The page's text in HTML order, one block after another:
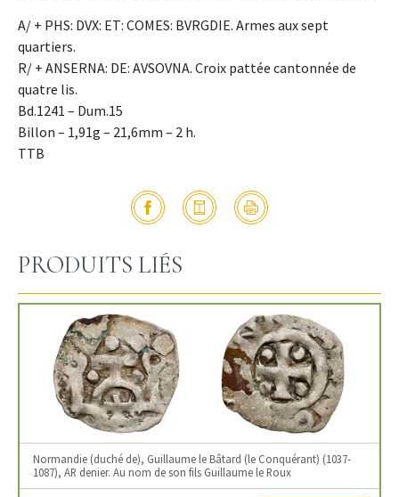
A/ + PHS: DVX: ET: COMES: BVRGDIE. Armes aux sept
quartiers.
R/ + ANSERNA: DE: AVSOVNA. Croix pattée cantonnée de
quatre lis.
Bd.1241 – Dum.15
Billon – 1,91g – 21,6mm – 2 h.
TTB
PRODUITS LIÉS
Normandie (duché de), Guillaume le Bâtard (le Conquérant) (1037-
1087), AR denier. Au nom de son fils Guillaume le Roux